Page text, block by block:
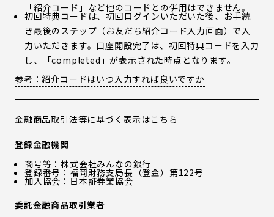
「紹介コード」など他のコードとの併用はできません。
初回特典コードは、初回ログインいただいた後、お手続
き最後のステップ（お友だち紹介コード入力画面）で入
力いただきます。口座開設完了は、初回特典コードを入力
し、「completed」が表示された時点となります。
参考：紹介コードはいつ入力すれば良いですか
金融商品取引法等に基づく表示はこちら
登録金融機関
商号等：株式会社みんなの銀行
登録番号：福岡財務支局長（登金）第122号
加入協会：日本証券業協会
委託金融商品取引業者